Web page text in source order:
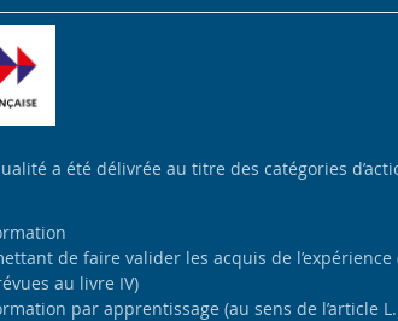
a été délivrée au titre des catégories
de faire valider les acquis de l’expérience
au livre IV)
par apprentissage (au sens de l’article